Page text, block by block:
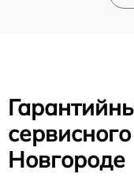
Новгороде